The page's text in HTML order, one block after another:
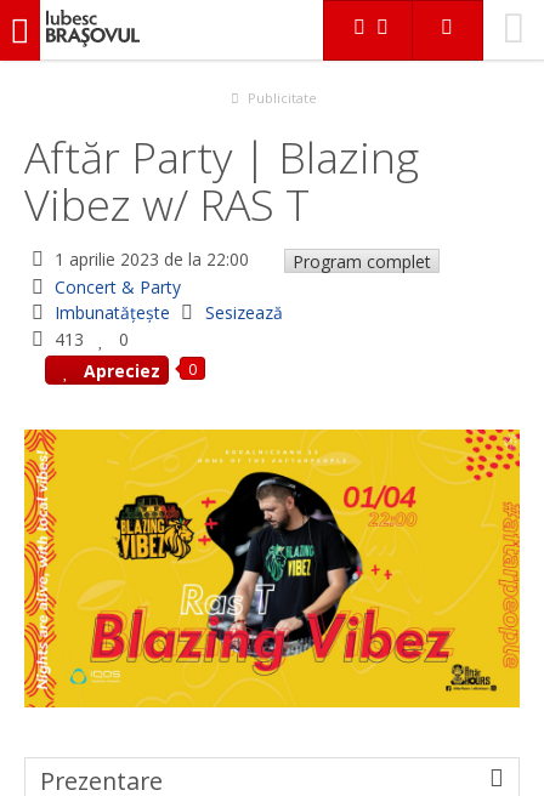
iubescbraşovul.ro
Aftăr Party | Blazing Vibez w/ RAS T
Publicitate
Aftăr Party | Blazing
Vibez w/ RAS T
1 aprilie 2023 de la 22:00
Program complet
Concert & Party
Imbunatățește
Sesizează
413
0
Apreciez
0
Prezentare